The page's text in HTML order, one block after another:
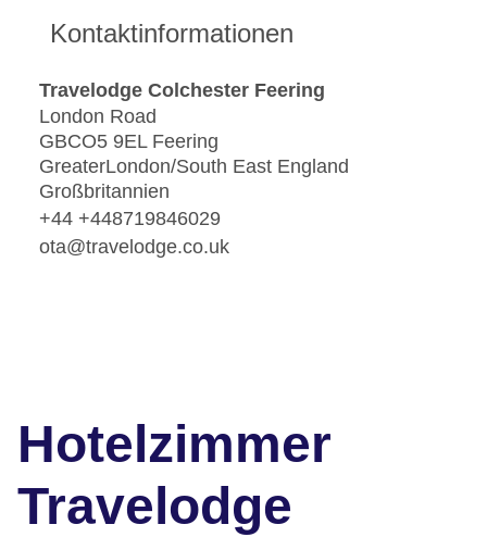
Kontaktinformationen
Travelodge Colchester Feering
London Road
GBCO5 9EL Feering
GreaterLondon/South East England
Großbritannien
+44 +448719846029
ota@travelodge.co.uk
Hotelzimmer
Travelodge